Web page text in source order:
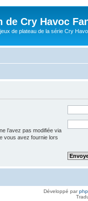
de Cry Havoc
de plateau de la série Cry
l’avez pas modifiée via
vous avez fournie lors
Développé par